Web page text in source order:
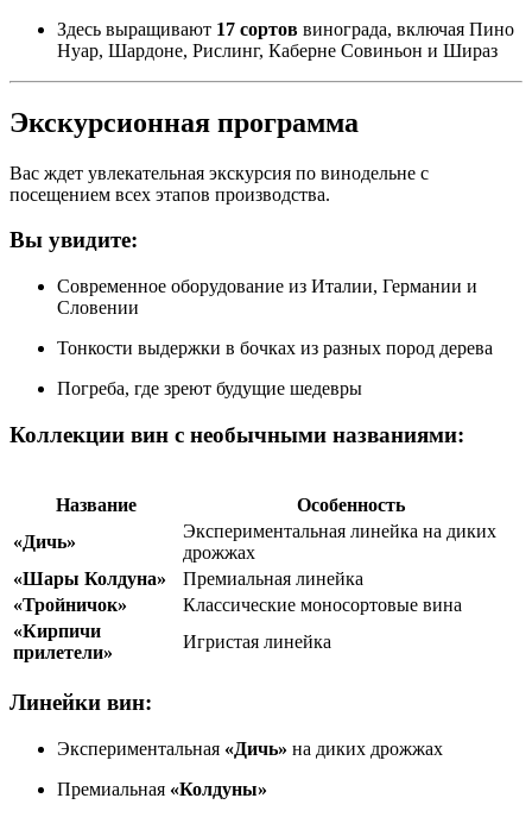
Здесь выращивают 17 сортов винограда, включая Пино
Нуар, Шардоне, Рислинг, Каберне Совиньон и Шираз
Экскурсионная программа
Вас ждет увлекательная экскурсия по винодельне с
посещением всех этапов производства.
Вы увидите:
Современное оборудование из Италии, Германии и
Словении
Тонкости выдержки в бочках из разных пород дерева
Погреба, где зреют будущие шедевры
Коллекции вин с необычными названиями:
Название
Особенность
«Дичь»
Экспериментальная линейка на диких
дрожжах
«Шары Колдуна»
Премиальная линейка
«Тройничок»
Классические моносортовые вина
«Кирпичи
прилетели»
Игристая линейка
Линейки вин:
Экспериментальная «Дичь» на диких дрожжах
Премиальная «Колдуны»